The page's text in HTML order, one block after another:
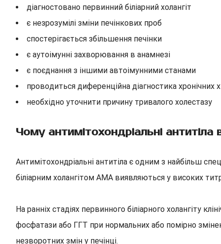
діагностовано первинний біліарний холангіт
є незрозумілі зміни печінкових проб
спостерігається збільшення печінки
є аутоімунні захворювання в анамнезі
є поєднання з іншими автоімунними станами
проводиться диференційна діагностика хронічних
необхідно уточнити причину тривалого холестазу
Чому антимітохондріальні антитіла
Антимітохондріальні антитіла є одним з найбільш
біліарним холангітом AMA виявляються у високих
На ранніх стадіях первинного біліарного холангіту
фосфатази або ГГТ при нормальних або помірно
незворотних змін у печінці.